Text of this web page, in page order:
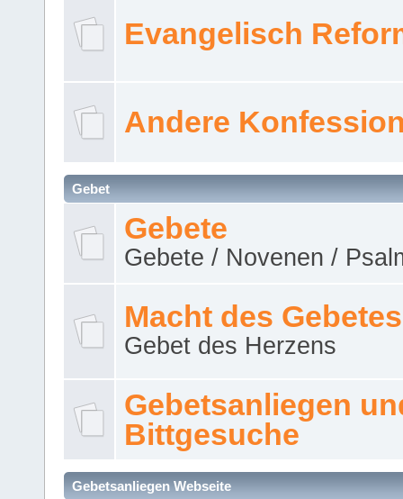
Evangelisch
Andere
Gebet
Gebete
Gebete / Novenen /
Macht des Gebetes
Gebet des Herzens
Gebetsanliegen
Bittgesuche
Gebetsanliegen Webseite